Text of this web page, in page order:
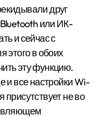
друг
или ИК-
и сейчас с
в обоих
эту функцию.
и все настройки Wi-
не во